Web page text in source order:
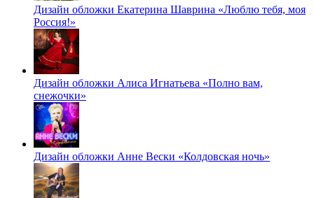
Дизайн обложки Екатерина Шаврина «Люблю тебя, моя
Россия!»
Дизайн обложки Алиса Игнатьева «Полно вам,
снежочки»
Дизайн обложки Анне Вески «Колдовская ночь»